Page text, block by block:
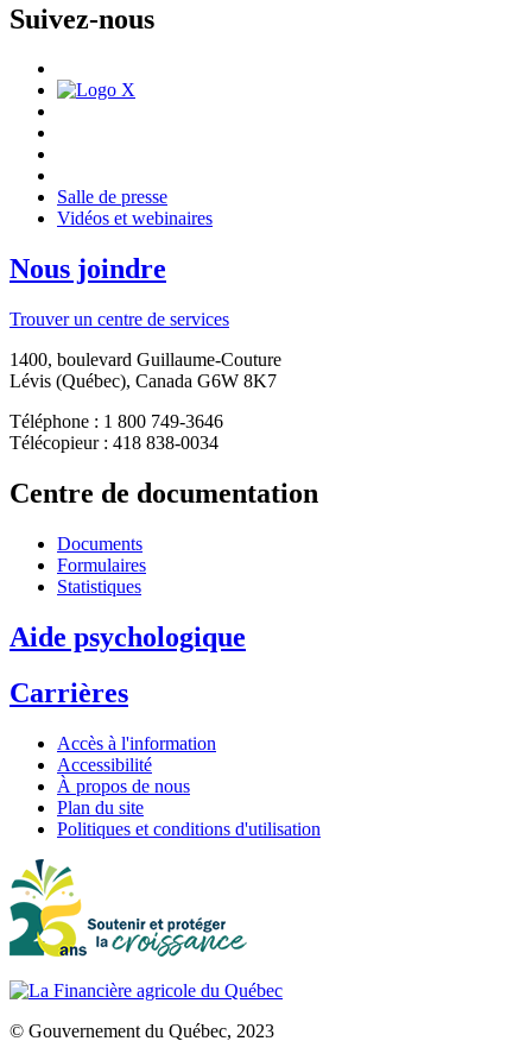
Suivez-nous
Salle de presse
Vidéos et webinaires
Nous joindre
Trouver un centre de services
1400, boulevard Guillaume-Couture
Lévis (Québec), Canada G6W 8K7
Téléphone : 1 800 749-3646
Télécopieur : 418 838-0034
Centre de documentation
Documents
Formulaires
Statistiques
Aide psychologique
Carrières
Accès à l'information
Accessibilité
À propos de nous
Plan du site
Politiques et conditions d'utilisation
© Gouvernement du Québec, 2023